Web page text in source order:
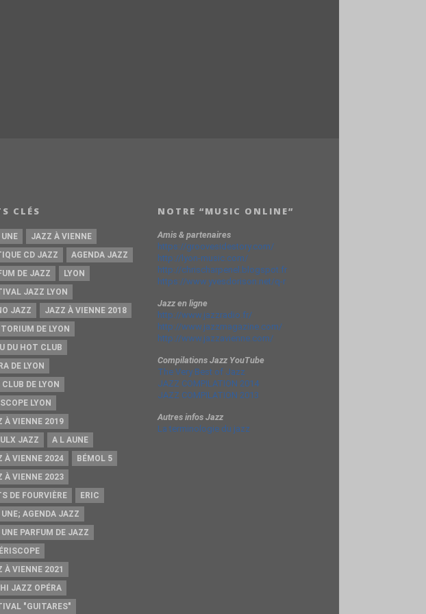
CLÉS
JAZZ À VIENNE
CD JAZZ
AGENDA JAZZ
DE JAZZ
LYON
JAZZ LYON
JAZZ
JAZZ À VIENNE 2018
DE LYON
DU HOT CLUB
DE LYON
DE LYON
LYON
À VIENNE 2019
JAZZ
A L AUNE
À VIENNE 2024
BÉMOL 5
À VIENNE 2023
DE FOURVIÈRE
ERIC
AGENDA JAZZ
PARFUM DE JAZZ
À VIENNE 2021
JAZZ OPÉRA
"GUITARES"
NOTRE “MUSIC ONLINE”
Amis & partenaires
https://groovesidestory.com/
http://lyon-music.com/
http://chrischarpenel.blogspot.fr
https://www.yvesdorison.net/q-r
Jazz en ligne
http://www.jazzradio.fr/
http://www.jazzmagazine.com/
http://www.jazzavienne.com/
Compilations Jazz YouTube
The Very Best of Jazz
JAZZ COMPILATION 2014
JAZZ COMPILATION 2013
Autres infos Jazz
La terminologie du jazz